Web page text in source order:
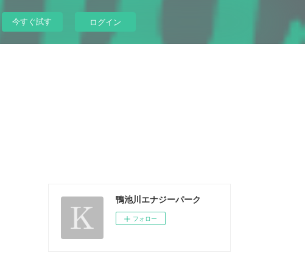
今すぐ試す ログイン
鴨池川エナジーパーク
フォロー